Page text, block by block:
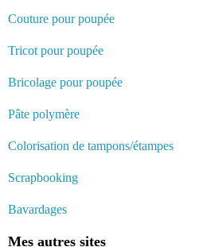
Couture pour poupée
Tricot pour poupée
Bricolage pour poupée
Pâte polymère
Colorisation de tampons/étampes
Scrapbooking
Bavardages
Mes autres sites